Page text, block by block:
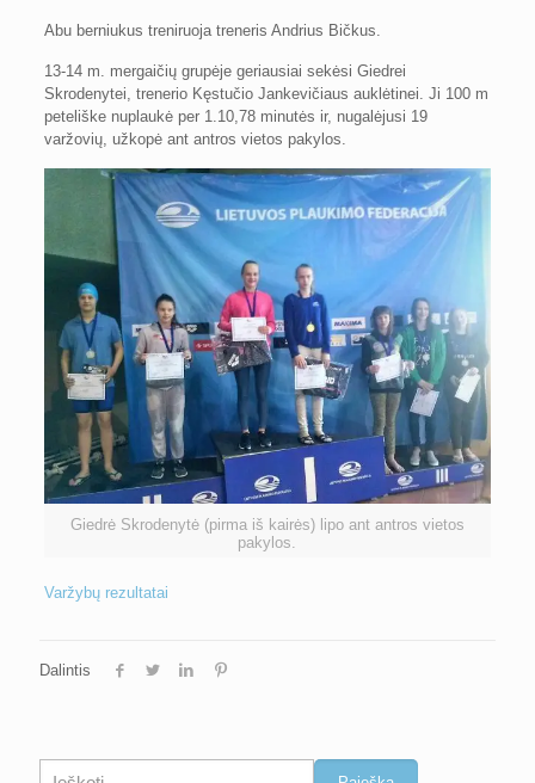
Abu berniukus treniruoja treneris Andrius Bičkus.
13-14 m. mergaičių grupėje geriausiai sekėsi Giedrei
Skrodenytei, trenerio Kęstučio Jankevičiaus auklėtinei. Ji 100 m
peteliške nuplaukė per 1.10,78 minutės ir, nugalėjusi 19
varžovių, užkopė ant antros vietos pakylos.
Giedrė Skrodenytė (pirma iš kairės) lipo ant antros vietos
pakylos.
Varžybų rezultatai
Dalintis
Paieška